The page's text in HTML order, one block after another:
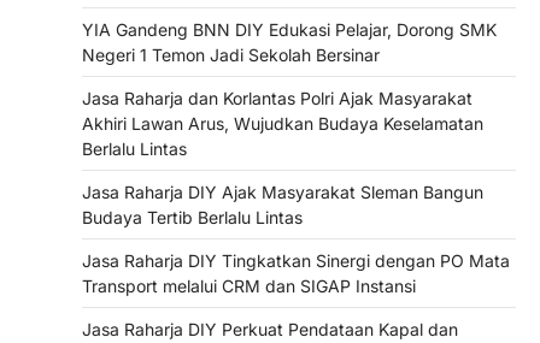
YIA Gandeng BNN DIY Edukasi Pelajar, Dorong SMK
Negeri 1 Temon Jadi Sekolah Bersinar
Jasa Raharja dan Korlantas Polri Ajak Masyarakat
Akhiri Lawan Arus, Wujudkan Budaya Keselamatan
Berlalu Lintas
Jasa Raharja DIY Ajak Masyarakat Sleman Bangun
Budaya Tertib Berlalu Lintas
Jasa Raharja DIY Tingkatkan Sinergi dengan PO Mata
Transport melalui CRM dan SIGAP Instansi
Jasa Raharja DIY Perkuat Pendataan Kapal dan